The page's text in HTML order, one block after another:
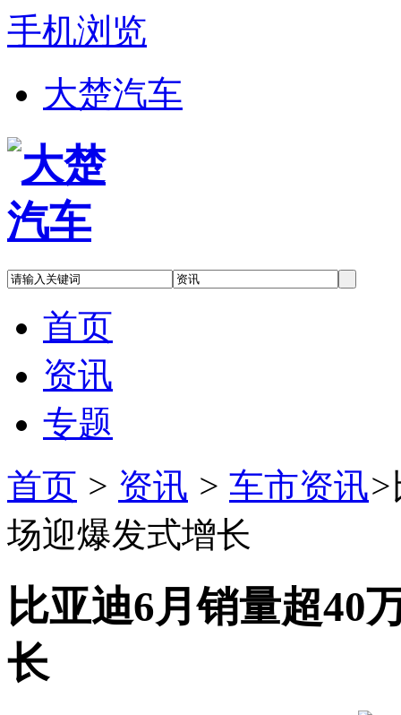
手机浏览
大楚汽车
首页
资讯
专题
首页 > 资讯 > 车市资讯>
场迎爆发式增长
比亚迪6月销量超40
长